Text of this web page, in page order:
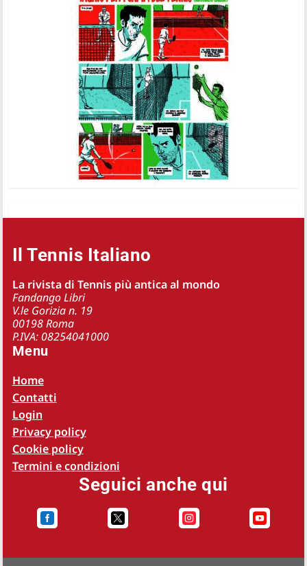
Il Tennis Italiano
La rivista di Tennis più antica al mondo
Fandango Libri
V.le Gorizia n. 19
00198 Roma
P.IVA: 08254041000
Menu
Home
Contatti
Login
Privacy policy
Cookie policy
Termini e condizioni
Seguici anche qui
   